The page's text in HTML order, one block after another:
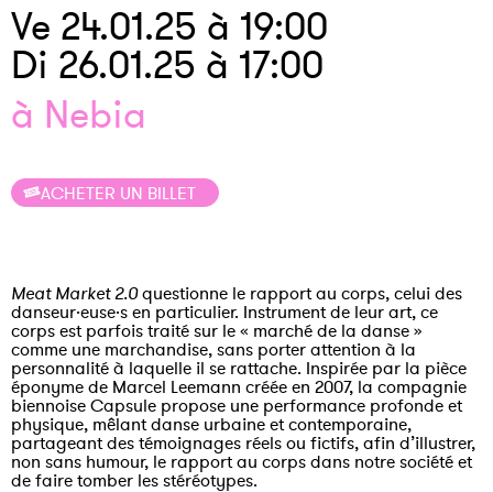
Ve 24.01.25 à 19:00
Di 26.01.25 à 17:00
à Nebia
ACHETER UN BILLET
Meat Market 2.0questionne le rapport au corps, celui des
danseur·euse·s en particulier. Instrument de leur art, ce
corps est parfois traité sur le « marché de la danse »
comme une marchandise, sans porter attention à la
personnalité à laquelle il se rattache. Inspirée par la pièce
éponyme de Marcel Leemann créée en 2007, la compagnie
biennoise Capsule propose une performance profonde et
physique, mêlant danse urbaine et contemporaine,
partageant des témoignages réels ou fictifs, afin d’illustrer,
non sans humour, le rapport au corps dans notre société et
de faire tomber les stéréotypes.